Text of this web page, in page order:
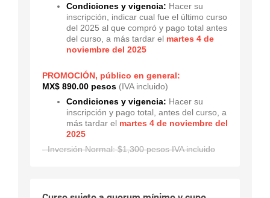
Condiciones y vigencia: Hacer su
inscripción, indicar cual fue el último curso
del 2025 al que compró y pago total antes
del curso, a más tardar el martes 4 de
noviembre del 2025
PROMOCIÓN, público en general:
MX$ 890.00 pesos (IVA incluido)
Condiciones y vigencia: Hacer su
inscripción y pago total, antes del curso, a
más tardar el martes 4 de noviembre del
2025
- Inversión Normal: $1,300 pesos IVA incluido